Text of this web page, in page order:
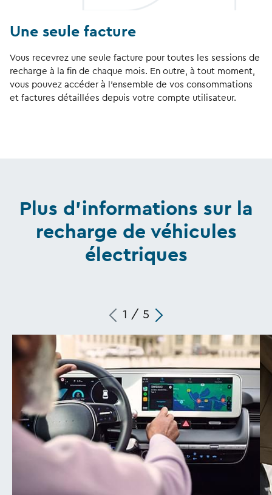
Une seule facture
Vous recevrez une seule facture pour toutes les sessions de
recharge à la fin de chaque mois. En outre, à tout moment,
vous pouvez accéder à l'ensemble de vos consommations
et factures détaillées depuis votre compte utilisateur.
Plus d’informations sur la
recharge de véhicules
électriques
1 / 5